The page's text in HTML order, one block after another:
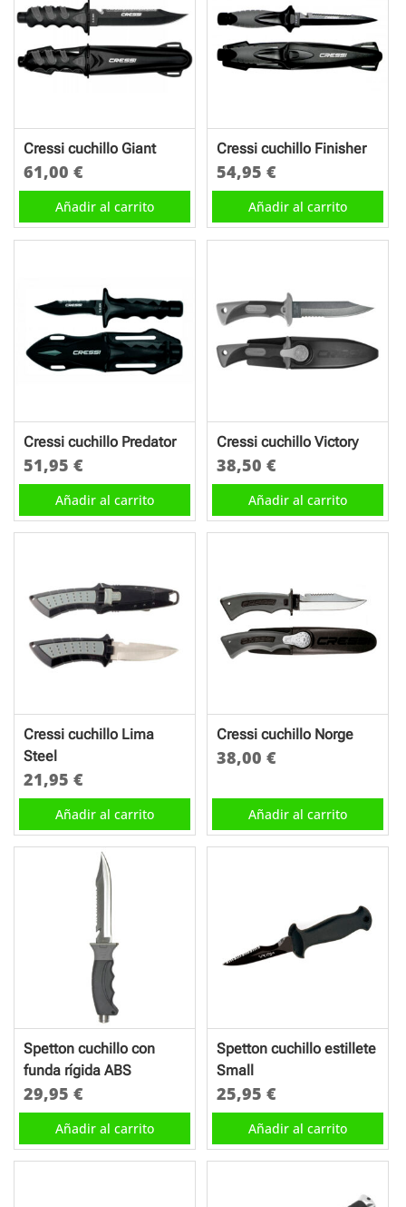
Cressi cuchillo Giant
61,00 €
Añadir al carrito
Cressi cuchillo Finisher
54,95€
Añadir al carrito
Cressi cuchillo Predator
51,95 €
Añadir al carrito
Cressi cuchillo Victory
38,50€
Añadir al carrito
Cressi cuchillo Lima
Steel
21,95 €
Añadir al carrito
Cressi cuchillo Norge
38,00€
Añadir al carrito
Spetton cuchillo con
funda rígida ABS
29,95 €
Añadir al carrito
Spetton cuchillo estillete
Small
25,95€
Añadir al carrito